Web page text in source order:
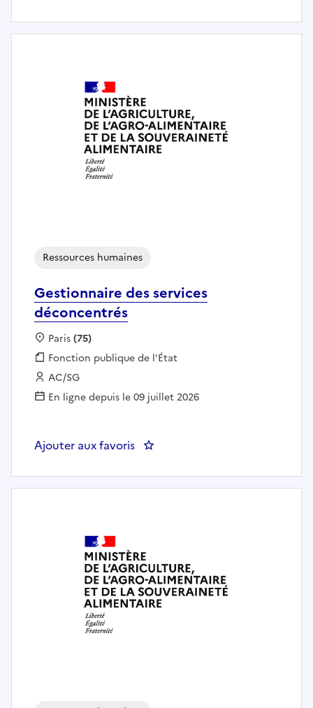
Gestionnaire des services
déconcentrés
Ressources humaines
Localisation :
Paris(75)
Fonction publique :
Fonction publique de l'État
Employeur :
AC/SG
En ligne depuis le 09 juillet 2026
Ajouter aux favoris : Gestionnaire des services